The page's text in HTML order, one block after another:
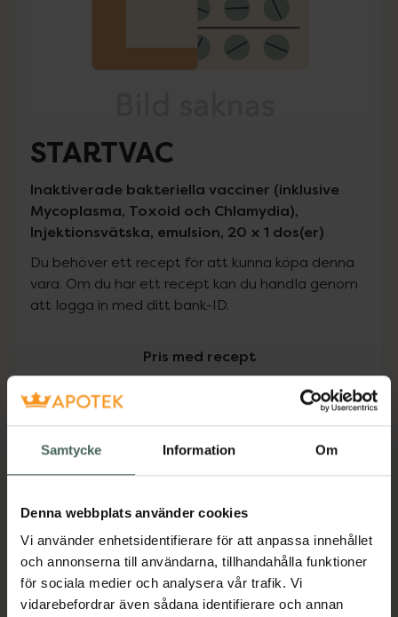
Samtycke Information Om
Denna webbplats använder cookies
Vi använder enhetsidentifierare för att anpassa innehållet
och annonserna till användarna, tillhandahålla funktioner
för sociala medier och analysera vår trafik. Vi
vidarebefordrar även sådana identifierare och annan
STARTVAC
Inaktiverade bakteriella vacciner (inklusive
Mycoplasma, Toxoid och Chlamydia),
Injektionsvätska, emulsion, 20 x 1 dos(er)
Du behöver ett recept för att kunna köpa denna
vara. Om du har ett recept kan du handla genom
att logga in med ditt bank-ID.
Pris med recept
Högkostnadsskyddet gäller inte
1469,33 kr
Köp via ditt recept
Aktuella erbjudanden